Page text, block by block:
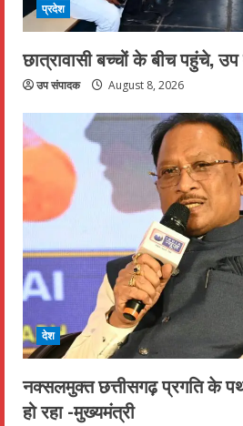
प्रदेश
छात्रावासी बच्चों के बीच पहुंचे,
उप संपादक August 8, 2026
देश
नक्सलमुक्त छत्तीसगढ़ प्रगति के
हो रहा -मुख्यमंत्री